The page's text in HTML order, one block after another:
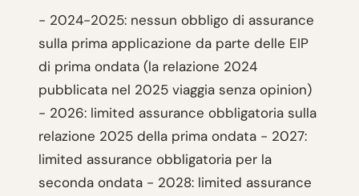
- 2024-2025: nessun obbligo di assurance
sulla prima applicazione da parte delle EIP
di prima ondata (la relazione 2024
pubblicata nel 2025 viaggia senza opinion)
- 2026: limited assurance obbligatoria sulla
relazione 2025 della prima ondata - 2027:
limited assurance obbligatoria per la
seconda ondata - 2028: limited assurance